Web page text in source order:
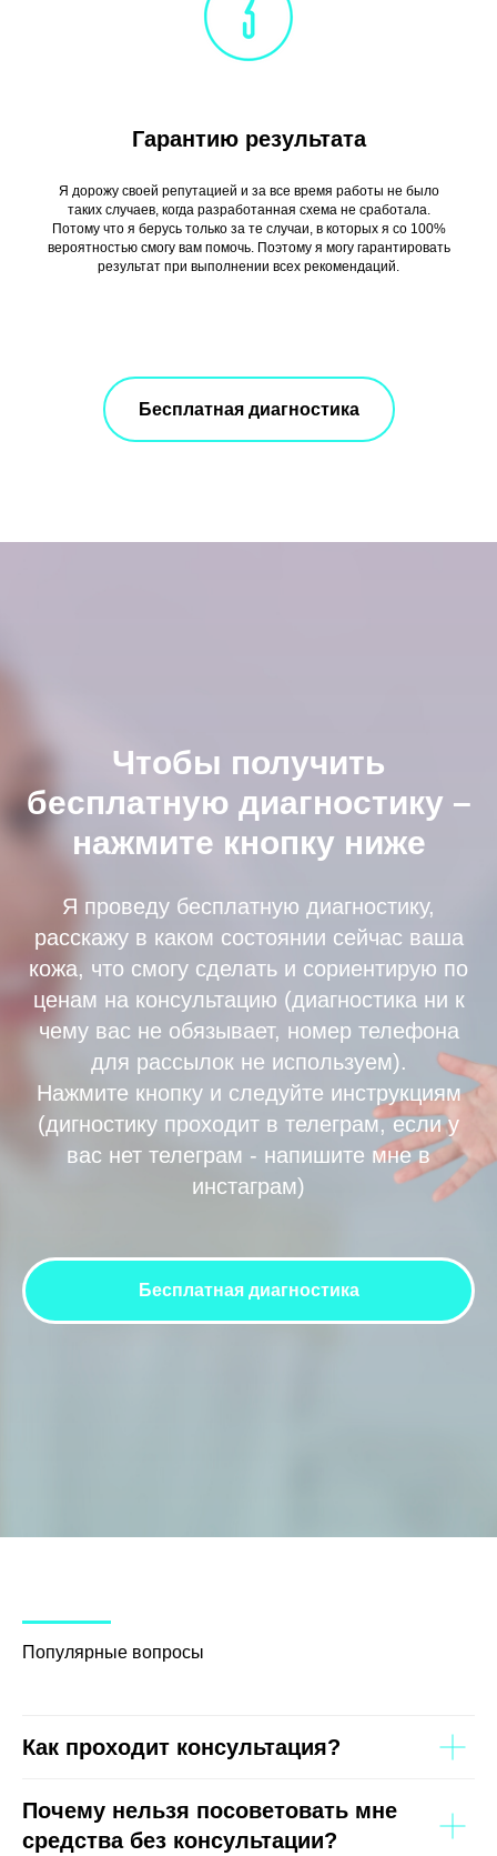
Гарантию результата
Я дорожу своей репутацией и за все время работы не было
таких случаев, когда разработанная схема не сработала.
Потому что я берусь только за те случаи, в которых я со 100%
вероятностью смогу вам помочь. Поэтому я могу гарантировать
результат при выполнении всех рекомендаций.
Бесплатная диагностика
Чтобы получить
бесплатную диагностику –
нажмите кнопку ниже
Я проведу бесплатную диагностику,
расскажу в каком состоянии сейчас ваша
кожа, что смогу сделать и сориентирую по
ценам на консультацию (диагностика ни к
чему вас не обязывает, номер телефона
для рассылок не используем).
Нажмите кнопку и следуйте инструкциям
(дигностику проходит в телеграм, если у
вас нет телеграм - напишите мне в
инстаграм)
Бесплатная диагностика
Популярные вопросы
Как проходит консультация?
Почему нельзя посоветовать мне
средства без консультации?